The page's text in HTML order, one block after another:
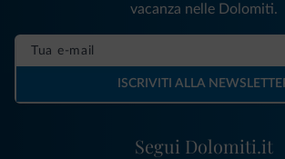
Segui Dolomiti.it
vacanza nelle Dolomiti.
ISCRIVITI ALLA